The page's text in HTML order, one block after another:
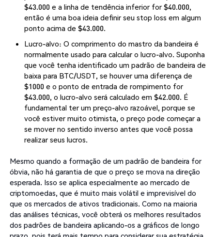
$43.000 e a linha de tendência inferior for $40.000,
então é uma boa ideia definir seu stop loss em algum
ponto acima de $43.000.
Lucro-alvo: O comprimento do mastro da bandeira é
normalmente usado para calcular o lucro-alvo. Suponha
que você tenha identificado um padrão de bandeira de
baixa para BTC/USDT, se houver uma diferença de
$1000 e o ponto de entrada de rompimento for
$43.000, o lucro-alvo será calculado em $42.000. É
fundamental ter um preço-alvo razoável, porque se
você estiver muito otimista, o preço pode começar a
se mover no sentido inverso antes que você possa
realizar seus lucros.
Mesmo quando a formação de um padrão de bandeira for
óbvia, não há garantia de que o preço se mova na direção
esperada. Isso se aplica especialmente ao mercado de
criptomoedas, que é muito mais volátil e imprevisível do
que os mercados de ativos tradicionais. Como na maioria
das análises técnicas, você obterá os melhores resultados
dos padrões de bandeira aplicando-os a gráficos de longo